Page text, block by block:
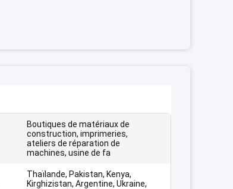
Boutiques de matériaux de
construction, imprimeries,
ateliers de réparation de
machines, usine de fa
Thaïlande, Pakistan, Kenya,
Kirghizistan, Argentine, Ukraine,